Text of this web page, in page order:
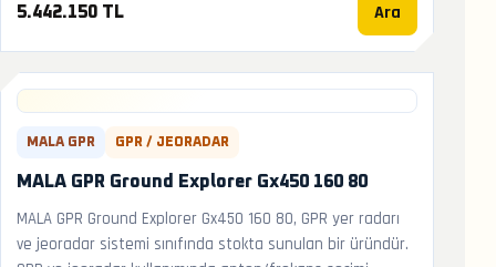
5.442.150 TL Ara
MALA GPR GPR / JEORADAR
MALA GPR Ground Explorer Gx450 160 80
MALA GPR Ground Explorer Gx450 160 80, GPR yer radarı
ve jeoradar sistemi sınıfında stokta sunulan bir üründür.